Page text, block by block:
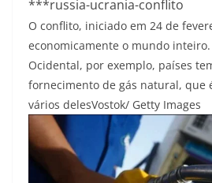
***russia-ucrania-conflito
O conflito, iniciado em 24 de
economicamente o mundo
Ocidental, por exemplo, países
fornecimento de gás natural, que
vários delesVostok/ Getty Images